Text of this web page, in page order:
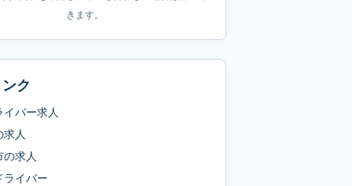
きます。
ク
バー求人
求人
の求人
ライバー